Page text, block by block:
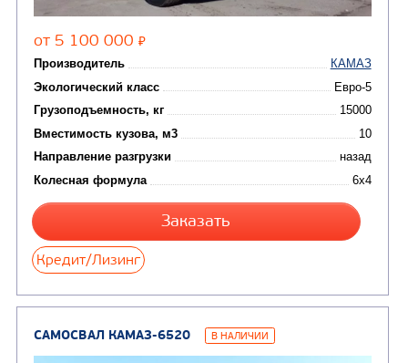
Автотопливозаправщики
CHAMELEON (г. Егорьевск)
Молоковозы, водовозы
Вакуумные машины
Каналопромывочные
Комбинированные
Мусоровозы
САМОСВАЛ КАМАЗ-65115